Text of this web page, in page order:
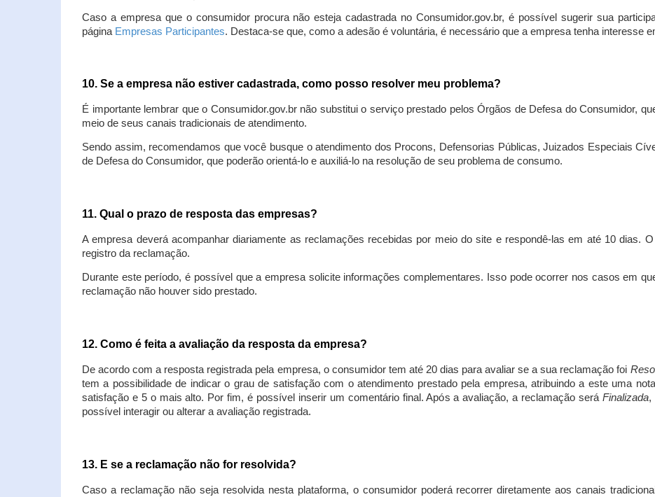
Caso a empresa que o consumidor procura não esteja cadastrada no Consumidor.gov.br, é possível sugerir sua
página Empresas Participantes. Destaca-se que, como a adesão é voluntária, é necessário que a empresa tenha interesse
10. Se a empresa não estiver cadastrada, como posso resolver meu problema?
É importante lembrar que o Consumidor.gov.br não substitui o serviço prestado pelos Órgãos de Defesa do Consumidor,
meio de seus canais tradicionais de atendimento.
Sendo assim, recomendamos que você busque o atendimento dos Procons, Defensorias Públicas, Juizados Especiais
de Defesa do Consumidor, que poderão orientá-lo e auxiliá-lo na resolução de seu problema de consumo.
11. Qual o prazo de resposta das empresas?
A empresa deverá acompanhar diariamente as reclamações recebidas por meio do site e respondê-las em até 10 dias.
registro da reclamação.
Durante este período, é possível que a empresa solicite informações complementares. Isso pode ocorrer nos casos em
reclamação não houver sido prestado.
12. Como é feita a avaliação da resposta da empresa?
De acordo com a resposta registrada pela empresa, o consumidor tem até 20 dias para avaliar se a sua reclamação foi
tem a possibilidade de indicar o grau de satisfação com o atendimento prestado pela empresa, atribuindo a este uma
satisfação e 5 o mais alto. Por fim, é possível inserir um comentário final. Após a avaliação, a reclamação será Finalizada,
possível interagir ou alterar a avaliação registrada.
13. E se a reclamação não for resolvida?
Caso a reclamação não seja resolvida nesta plataforma, o consumidor poderá recorrer diretamente aos canais